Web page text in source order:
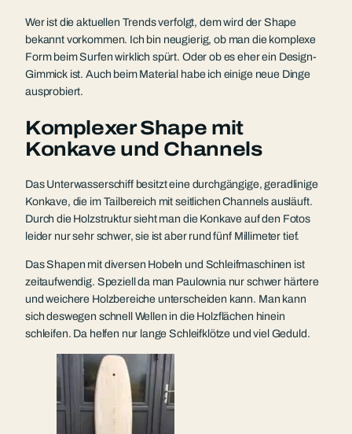
Wer ist die aktuellen Trends verfolgt, dem wird der Shape
bekannt vorkommen. Ich bin neugierig, ob man die komplexe
Form beim Surfen wirklich spürt. Oder ob es eher ein Design-
Gimmick ist. Auch beim Material habe ich einige neue Dinge
ausprobiert.
Komplexer Shape mit
Konkave und Channels
Das Unterwasserschiff besitzt eine durchgängige, geradlinige
Konkave, die im Tailbereich mit seitlichen Channels ausläuft.
Durch die Holzstruktur sieht man die Konkave auf den Fotos
leider nur sehr schwer, sie ist aber rund fünf Millimeter tief.
Das Shapen mit diversen Hobeln und Schleifmaschinen ist
zeitaufwendig. Speziell da man Paulownia nur schwer härtere
und weichere Holzbereiche unterscheiden kann. Man kann
sich deswegen schnell Wellen in die Holzflächen hinein
schleifen. Da helfen nur lange Schleifklötze und viel Geduld.